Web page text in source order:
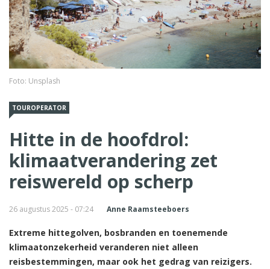
Foto: Unsplash
TOUROPERATOR
Hitte in de hoofdrol:
klimaatverandering zet
reiswereld op scherp
26 augustus 2025 - 07:24 Anne Raamsteeboers
Extreme hittegolven, bosbranden en toenemende
klimaatonzekerheid veranderen niet alleen
reisbestemmingen, maar ook het gedrag van reizigers.